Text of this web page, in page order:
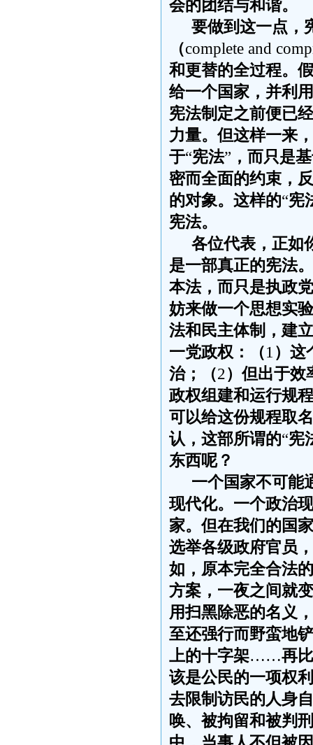
会的团结与和谐。
要做到这一点，
（complete and
和更替的全过程。
给一个国家，并利用
宪法制定之前便已
力量。但这样一来
于“宪法” ，而只是
密而全面的约束，
的对象。这样的“宪
宪法。
各位代表，正如
是一部真正的宪法
本法，而只是执政
妨来做一个思想实
法和民主体制，建
一党政权：（1 ）这
治；（2）但出于效
政权组建和运行规
可以给这份规程取
认，这部所谓的“宪
东西呢？
一个国家不可能
现代化。一个政治
家。但在我们的国
选举各级政府官员
如，原本完全合法
方案，一夜之间就
用扫黑除恶的名义
至还强行而野蛮地
上的十字架……再
该是公民的一项权
去限制访民的人身
唤、被拘留和被判